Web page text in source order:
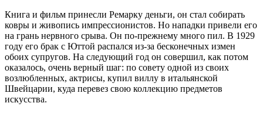
Книга и фильм принесли Ремарку деньги, он стал собирать
ковры и живопись импрессионистов. Но нападки привели его
на грань нервного срыва. Он по-прежнему много пил. В 1929
году его брак с Юттой распался из-за бесконечных измен
обоих супругов. На следующий год он совершил, как потом
оказалось, очень верный шаг: по совету одной из своих
возлюбленных, актрисы, купил виллу в итальянской
Швейцарии, куда перевез свою коллекцию предметов
искусства.